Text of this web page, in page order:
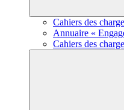
Cahiers des
Annuaire «
Cahiers des